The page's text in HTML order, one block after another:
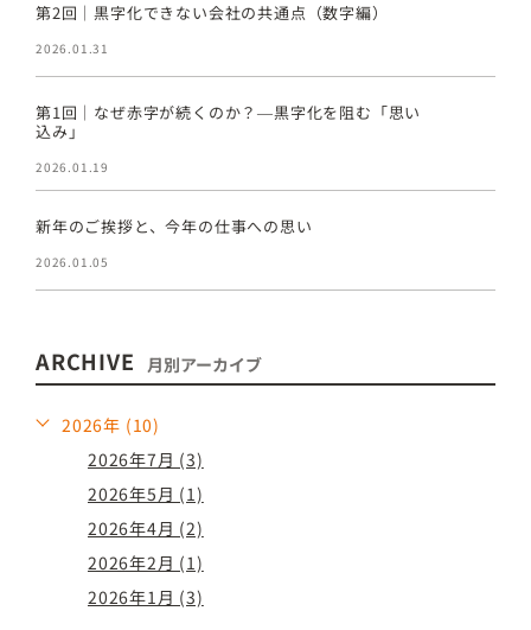
第2回｜黒字化できない会社の共通点（数字編）
2026.01.31
第1回｜なぜ赤字が続くのか？―黒字化を阻む「思い
込み」
2026.01.19
新年のご挨拶と、今年の仕事への思い
2026.01.05
ARCHIVE 月別アーカイブ
2026年 (10)
2026年7月 (3)
2026年5月 (1)
2026年4月 (2)
2026年2月 (1)
2026年1月 (3)